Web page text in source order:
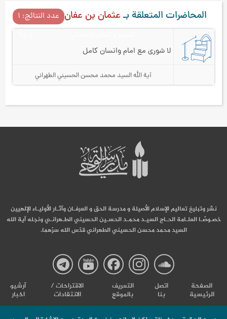
المحاضرات المتعلقة بـعثمان بن عفان عدد النتائج: ۱
لا شورى مع امام وانسان كامل
آية الله السيد محمد محسن الحسيني الطهراني
نشر وتبليغ تعاليم الإسلام الأصيلة و مدرسة الحق و العرفـان وآثـار الأوليـاء الإلهيين
خصـوصًـا العلـامة الحـاج السيـد محمـد الحسـين الحسيني الطـهرانـي ونجله آية الله
السيد محمد محسن الحسيني الطهراني قدّس الله سرّهما.
صفحة
صفحة
صفحة
صفحة
الصفحة
الرئيسية
اتصل
بنا
التعریف
بالموقع
الاقتراحات /
الانتقادات
آرشیو
اخبار